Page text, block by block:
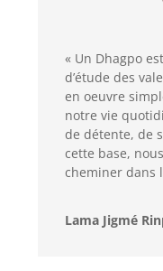
« Un Dhagpo
d’étude des
en oeuvre
notre vie
de détente, de
cette base,
cheminer dans
Lama Jigmé